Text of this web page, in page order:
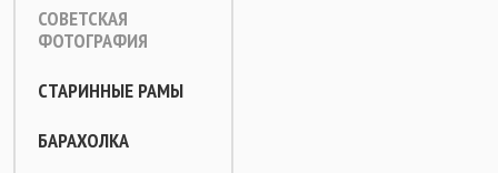
СОВЕТСКАЯ
ФОТОГРАФИЯ
СТАРИННЫЕ РАМЫ
БАРАХОЛКА